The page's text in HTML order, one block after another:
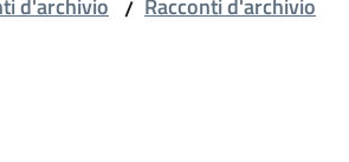
d'archivio / Racconti d'archivio